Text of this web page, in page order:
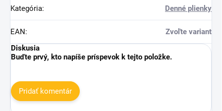
Kategória: Denné plienky
EAN:
Zvoľte variant
Diskusia
Buďte prvý, kto napíše príspevok k tejto položke.
Pridať komentár